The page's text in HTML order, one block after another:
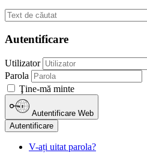
Autentificare
Utilizator
Parola
Ţine-mă minte
Autentificare Web
Autentificare
V-ați uitat parola?